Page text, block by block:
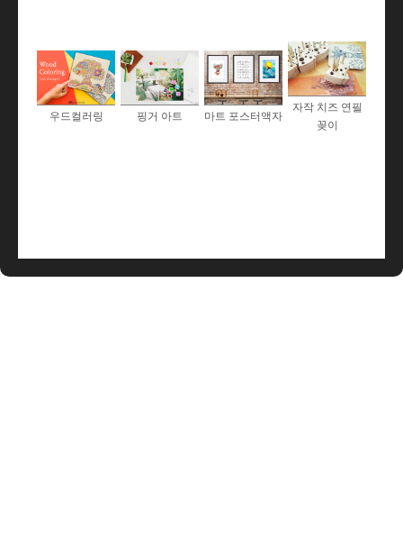
우드컬러링 핑거 아트 마트 포스터액자
자작 치즈 연필
꽂이